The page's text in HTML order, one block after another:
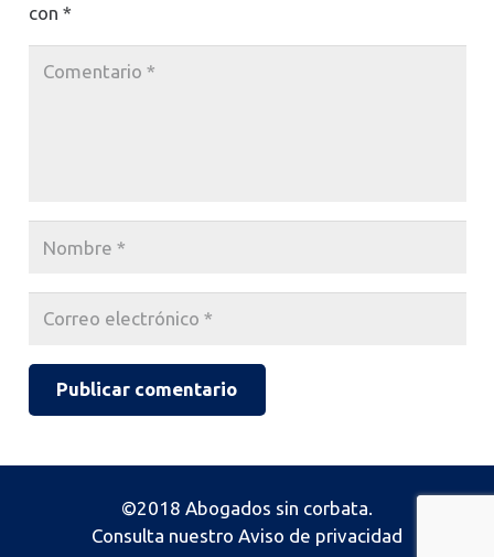
con *
Publicar comentario
©2018 Abogados sin corbata.
Consulta nuestro Aviso de privacidad